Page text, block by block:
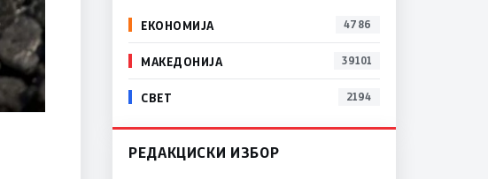
ЕКОНОМИЈА 4786
МАКЕДОНИЈА 39101
СВЕТ 2194
РЕДАКЦИСКИ ИЗБОР